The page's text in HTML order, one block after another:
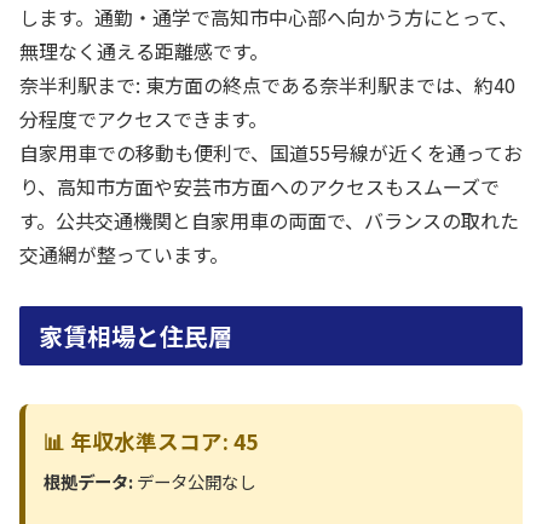
します。通勤・通学で高知市中心部へ向かう方にとって、
無理なく通える距離感です。
奈半利駅まで: 東方面の終点である奈半利駅までは、約40
分程度でアクセスできます。
自家用車での移動も便利で、国道55号線が近くを通ってお
り、高知市方面や安芸市方面へのアクセスもスムーズで
す。公共交通機関と自家用車の両面で、バランスの取れた
交通網が整っています。
家賃相場と住民層
📊 年収水準スコア: 45
根拠データ:データ公開なし